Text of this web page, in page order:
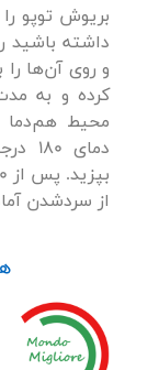
بریوش توپو
داشته باشید
و روی آن‌ها
محیط هم‌دما
از سردشدن